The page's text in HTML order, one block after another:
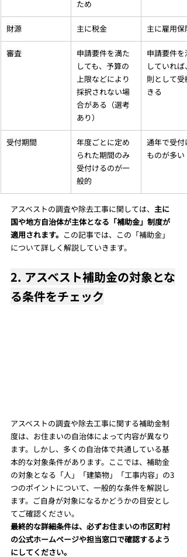
ため
財源 主に税金 主に雇用保
審査
申請要件を満た
しても、予算の
上限などにより
採択されない場
合がある（選考
あり）
申請要件を
していれば
則として受
きる
受付期間
年度ごとに定め
られた期間のみ
受付けるのが一
般的
通年で受付
ものが多い
アスベストの調査や除去工事に関しては、 主に
国や地方自治体が主体となる「補助金」制度が
適用されます。 この記事では、この「補助金」
について詳しく解説していきます。
2. アスベスト補助金の対象とな
る条件をチェック
アスベストの調査や除去工事に関する補助金制
度は、お住まいの自治体によって内容が異なり
ます。しかし、多くの自治体で共通している基
本的な対象条件があります。ここでは、補助金
の対象となる「人」「建築物」「工事内容」の3
つのポイントについて、一般的な条件を解説し
ます。ご自身が対象になるかどうかの目安とし
てご確認ください。
最終的な詳細条件は、必ずお住まいの市区町村
の公式ホームページや担当窓口で確認するよう
にしてください。